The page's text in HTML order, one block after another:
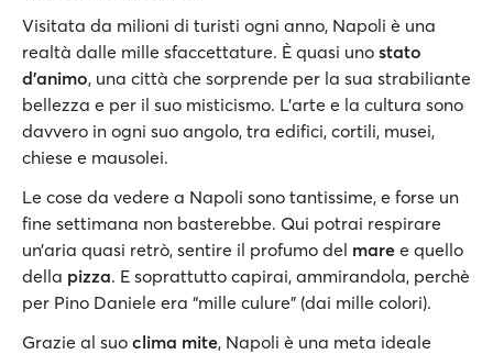
Visitata da milioni di turisti ogni anno, Napoli è una
realtà dalle mille sfaccettature. È quasi uno stato
d'animo, una città che sorprende per la sua strabiliante
bellezza e per il suo misticismo. L'arte e la cultura sono
davvero in ogni suo angolo, tra edifici, cortili, musei,
chiese e mausolei.
Le cose da vedere a Napoli sono tantissime, e forse un
fine settimana non basterebbe. Qui potrai respirare
un’aria quasi retrò, sentire il profumo del mare e quello
della pizza. E soprattutto capirai, ammirandola, perchè
per Pino Daniele era “mille culure” (dai mille colori).
Grazie al suo clima mite, Napoli è una meta ideale